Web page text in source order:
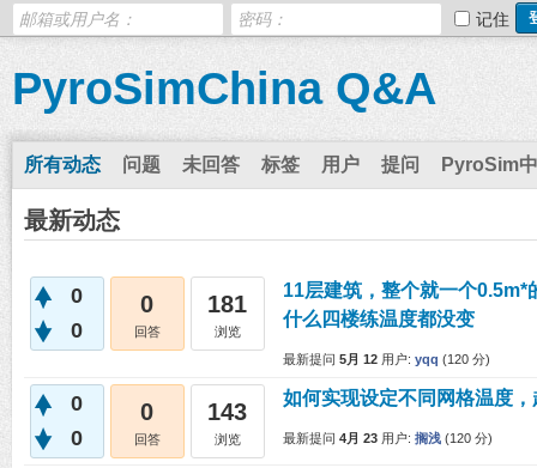
记住
PyroSimChina Q&A
所有动态 问题 未回答 标签 用户 提问 PyroSim
最新动态
0
0
0
回答
181
浏览
11层建筑，整个就一个0.5m*
什么四楼练温度都没变
最新提问 5月 12 用户: yqq (120 分)
0
0
0
回答
143
浏览
如何实现设定不同网格温度
最新提问 4月 23 用户: 搁浅 (120 分)